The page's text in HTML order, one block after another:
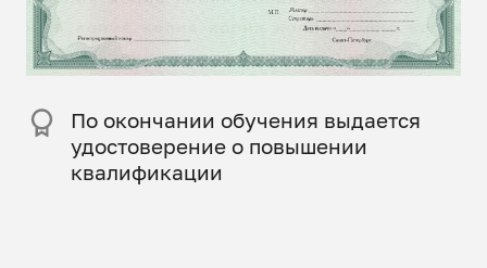
По окончании обучения выдается
удостоверение о повышении
квалификации